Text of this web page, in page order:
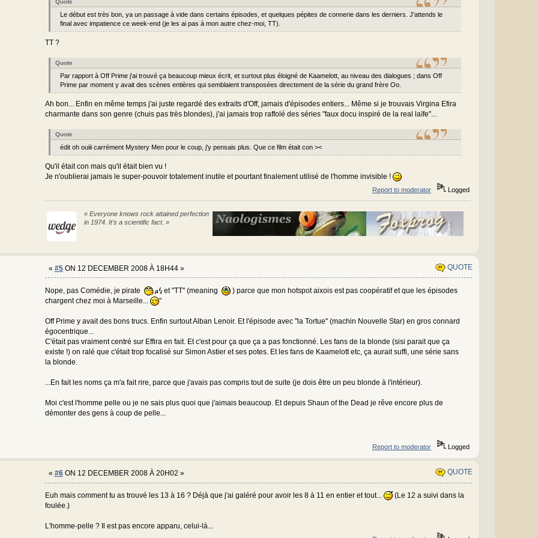
Le début est très bon, ya un passage à vide dans certains épisodes, et quelques pépites de connerie dans les derniers. J'attends le
final avec impatience ce week-end (je les ai pas à mon autre chez-moi, TT).
TT ?
Quote
Par rapport à Off Prime j'ai trouvé ça beaucoup mieux écrit, et surtout plus éloigné de Kaamelott, au niveau des dialogues ; dans Off
Prime par moment y avait des scènes entières qui semblaient transposées directement de la série du grand frère Oo.
Ah bon... Enfin en même temps j'ai juste regardé des extraits d'Off, jamais d'épisodes entiers... Même si je trouvais Virgina Efira
charmante dans son genre (chuis pas très blondes), j'ai jamais trop raffolé des séries "faux docu inspiré de la real laïfe"...
Quote
édit oh ouiii carrément Mystery Men pour le coup, j'y pensais plus. Que ce film était con ><
Qu'il était con mais qu'il était bien vu !
Je n'oublierai jamais le super-pouvoir totalement inutile et pourtant finalement utilisé de l'homme invisible !
Report to moderator Logged
« Everyone knows rock attained perfection
in 1974. It's a scientific fact. »
« #5ON 12 DECEMBER 2008 À 18H44 » QUOTE
Nope, pas Comédie, je pirate et "TT" (meaning
) parce que mon hotspot aixois est pas coopératif et que les épisodes
chargent chez moi à Marseille...
"
Off Prime y avait des bons trucs. Enfin surtout Alban Lenoir. Et l'épisode avec "la Tortue" (machin Nouvelle Star) en gros connard
égocentrique...
C'était pas vraiment centré sur Effira en fait. Et c'est pour ça que ça a pas fonctionné. Les fans de la blonde (sisi parait que ça
existe !) on ralé que c'était trop focalisé sur Simon Astier et ses potes. Et les fans de Kaamelott etc, ça aurait suffi, une série sans
la blonde.
...En fait les noms ça m'a fait rire, parce que j'avais pas compris tout de suite (je dois être un peu blonde à l'intérieur).
Moi c'est l'homme pelle ou je ne sais plus quoi que j'aimais beaucoup. Et depuis Shaun of the Dead je rêve encore plus de
démonter des gens à coup de pelle...
Report to moderator Logged
« #6ON 12 DECEMBER 2008 À 20H02 » QUOTE
Euh mais comment tu as trouvé les 13 à 16 ? Déjà que j'ai galéré pour avoir les 8 à 11 en entier et tout...
(Le 12 a suivi dans la
foulée.)
L'homme-pelle ? Il est pas encore apparu, celui-là...